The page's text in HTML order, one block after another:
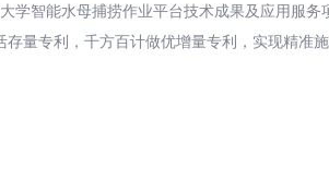
智能水母捕捞作业平台技术成果及应用服务
量专利，千方百计做优增量专利，实现精准